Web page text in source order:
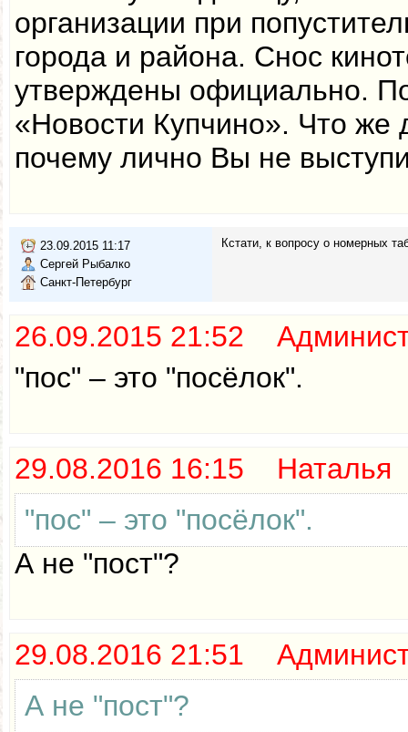
организации при
города и района. Снос
утверждены официально.
«Новости Купчино». Что же
почему лично Вы не
23.09.2015 11:17
Сергей Рыбалко
Санкт-Петербург
Кстати, к вопросу о номерных
26.09.2015 21:52
"пос" – это "посёлок".
29.08.2016 16:15 Наталья
"пос" – это "посёлок".
А не "пост"?
29.08.2016 21:51
А не "пост"?